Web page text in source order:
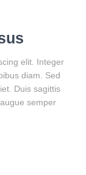
elit. Integer
diam. Sed
Duis sagittis
semper